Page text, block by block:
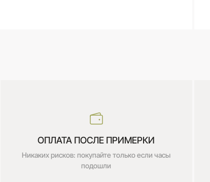
ОПЛАТА ПОСЛЕ ПРИМЕРКИ
Никаких рисков: покупайте только если часы
подошли